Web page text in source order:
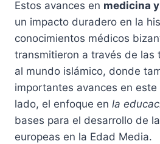
Estos avances en medicina
un impacto duradero en la
conocimientos médicos
transmitieron a través de las
al mundo islámico, donde
importantes avances en
lado, el enfoque en la
bases para el desarrollo de
europeas en la Edad Media.